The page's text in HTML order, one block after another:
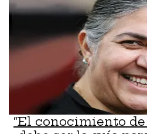
“El conocimiento